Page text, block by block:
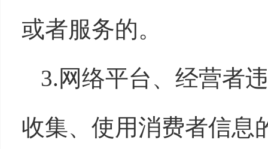
或者服务的。
3.网络平台、经营者
收集、使用消费者信息